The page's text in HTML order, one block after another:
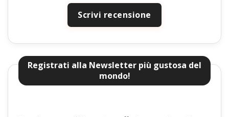
Scrivi recensione
Registrati alla Newsletter più gustosa del
mondo!